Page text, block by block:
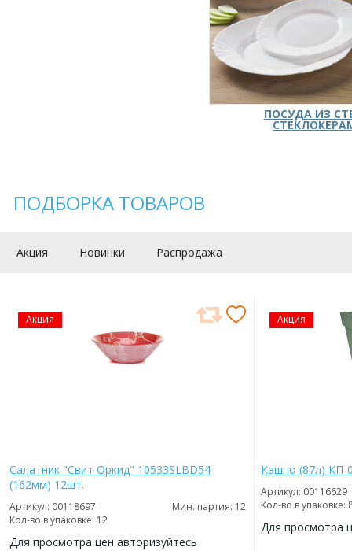
ПОСУДА ИЗ
ПОДБОРКА ТОВАРОВ
Акция Новинки Распродажа
Акция
Салатник "Свит Оркид" 10533SLBD54
(162мм) 12шт.
Артикул: 00118697
Мин. партия: 12
Кол-во в упаковке: 12
Для просмотра цен авторизуйтесь
Акция
Кашпо (87л) КП-
Артикул: 00116629
Кол-во в упаковке:
Для просмотра